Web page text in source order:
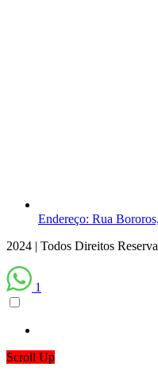
Endereço: Rua
2024 | Todos Direitos
1
Scroll Up